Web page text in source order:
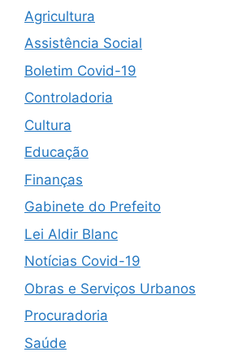
Agricultura
Assistência Social
Boletim Covid-19
Controladoria
Cultura
Educação
Finanças
Gabinete do Prefeito
Lei Aldir Blanc
Notícias Covid-19
Obras e Serviços Urbanos
Procuradoria
Saúde